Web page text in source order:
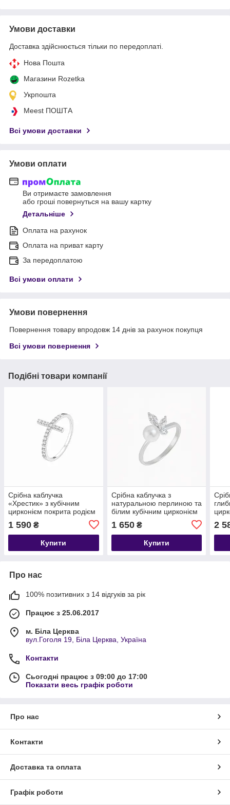
Умови доставки
Доставка здійснюється тільки по передоплаті.
Нова Пошта
Магазини Rozetka
Укрпошта
Meest ПОШТА
Всі умови доставки
Умови оплати
Ви отримаєте замовлення
або гроші повернуться на вашу картку
Детальніше
Оплата на рахунок
Оплата на приват карту
За передоплатою
Всі умови оплати
Умови повернення
Повернення товару впродовж 14 днів за рахунок покупця
Всі умови повернення
Подібні товари компанії
Срібна каблучка
«Хрестик» з кубічним
цирконієм покрита родієм
блиску ✨
1 590 ₴
Купити
Срібна каблучка з
натуральною перлиною та
білим кубічним цирконієм
— ніжність, витонченість і
класика в одному витворі
💍✨
1 650₴
Купити
2
Про нас
100% позитивних з 14 відгуків за рік
Працює з 25.06.2017
м. Біла Церква
вул.Гоголя 19, Біла Церква, Україна
Контакти
Сьогодні працює з 09:00 до 17:00
Показати весь графік роботи
Про нас
Контакти
Доставка та оплата
Графік роботи